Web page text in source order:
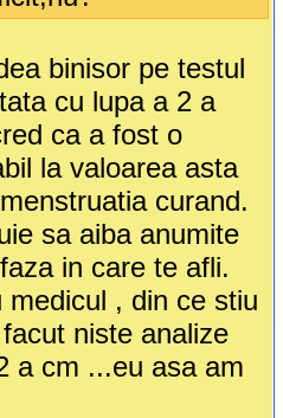
binisor pe testul
cu lupa a 2 a
ca a fost o
la valoarea asta
curand.
sa aiba anumite
in care te afli.
, din ce stiu
niste analize
a cm ...eu asa am